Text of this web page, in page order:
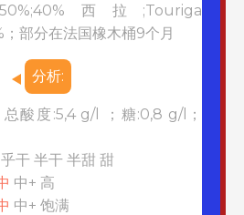
西拉;Touriga
部分在法国橡木桶9个月
分析:
总酸度:5,4 g/l ；糖:0,8 g/l；
干 半干 半甜 甜
中+ 高
中+ 饱满